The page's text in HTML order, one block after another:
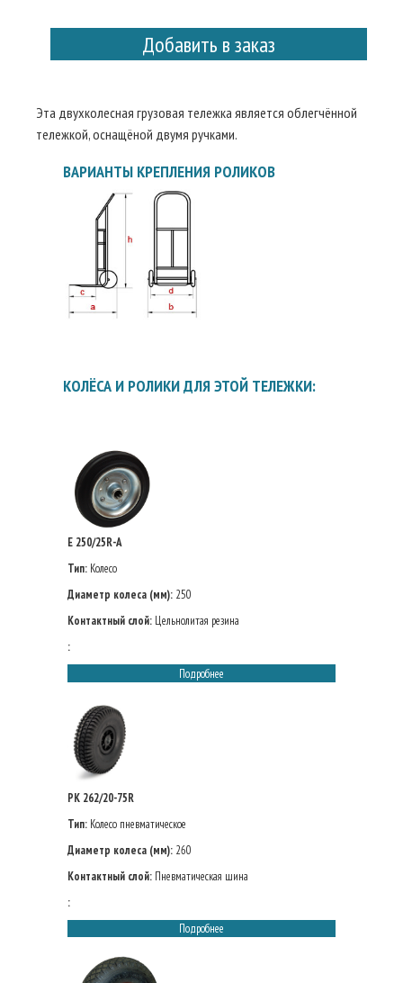
Добавить в заказ
Эта двухколесная грузовая тележка является облегчённой
тележкой, оснащёной двумя ручками.
ВАРИАНТЫ КРЕПЛЕНИЯ РОЛИКОВ
КОЛЁСА И РОЛИКИ ДЛЯ ЭТОЙ ТЕЛЕЖКИ:
E 250/25R-A
Тип: Колесо
Диаметр колеса (мм): 250
Контактный слой: Цельнолитая резина
:
Подробнее
PK 262/20-75R
Тип: Колесо пневматическое
Диаметр колеса (мм): 260
Контактный слой: Пневматическая шина
:
Подробнее